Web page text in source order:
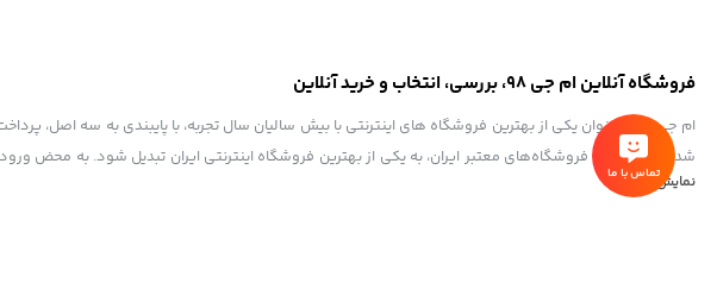
فروشگاه آنلاین ام جی 98، بررسی، انتخاب و خرید آنلاین
به ذهن شما خطور می‌کند در اینجا پیدا خواهید کرد.تشکر از همراهی و اعتماد همیشگی شما عزیزان
نمایش بیشتر
تماس با ما